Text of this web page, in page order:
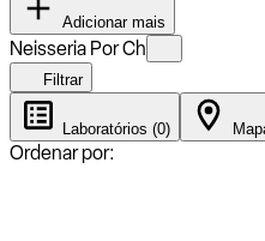
Adicionar mais
Neisseria Por Ch
Filtrar
Laboratórios (0)
Ordenar por: